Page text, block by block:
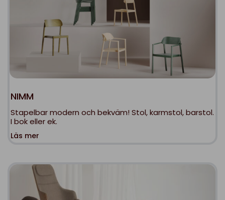
NIMM
Stapelbar modern och bekväm! Stol, karmstol, barstol.
I bok eller ek.
Läs mer